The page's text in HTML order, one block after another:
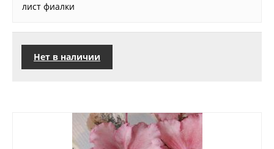
лист фиалки
Нет в наличии